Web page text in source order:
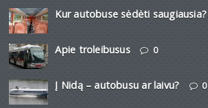
Kur autobuse sėdėti saugiausia?
Apie troleibusus 0
Į Nidą – autobusu ar laivu? 0